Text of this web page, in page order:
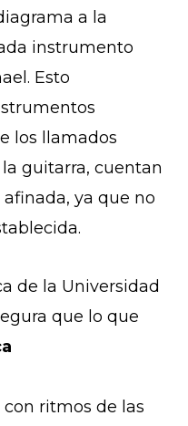
a la
instrumento
Esto
los llamados
guitarra, cuentan
ya que no
de la Universidad
que lo que
ritmos de las